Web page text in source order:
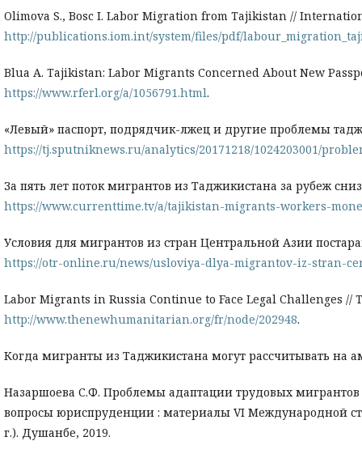
Olimova S., Bosc I. Labor Migration from Tajikistan //
http://publications.iom.int/system/files/pdf/
Blua A. Tajikistan: Labor Migrants Concerned About New
https://www.rferl.org/a/1056791.html.
«Левый» паспорт, подрядчик-лжец и другие проблемы
https://tj.sputniknews.ru/analytics/20171218/1024203001/
За пять лет поток мигрантов из Таджикистана за рубеж
https://www.currenttime.tv/a/tajikistan-migrants-workers-
Условия для мигрантов из стран Центральной Азии
https://otr-online.ru/news/usloviya-dlya-migrantov-iz-stran-
Labor Migrants in Russia Continue to Face Legal Challenges //
http://www.thenewhumanitarian.org/fr/node/202948.
Когда мигранты из Таджикистана могут рассчитывать на
Назаршоева С.Ф. Проблемы адаптации трудовых
вопросы юриспруденции : материалы VI Международной
г.). Душанбе, 2019.